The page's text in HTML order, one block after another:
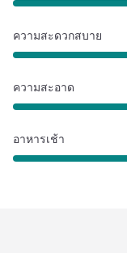
ความสะดวกสบาย
ความสะอาด
อาหารเช้า